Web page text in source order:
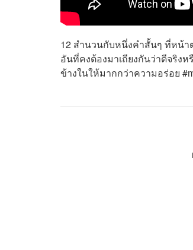
12 สำนวนกับหนึ่งคำสั้นๆ ที่หน้า
อันที่คงต้องมาเถียงกันว่าดีจริงห
ข้างในให้มากกว่าความอร่อย